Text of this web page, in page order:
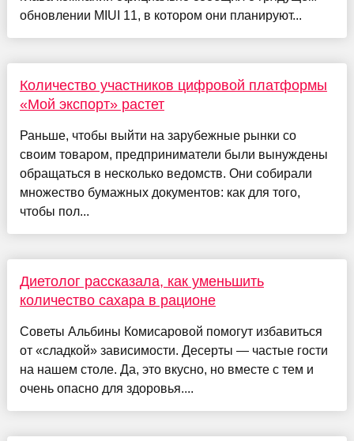
обновлении MIUI 11, в котором они планируют...
Количество участников цифровой платформы
«Мой экспорт» растет
Раньше, чтобы выйти на зарубежные рынки со
своим товаром, предприниматели были вынуждены
обращаться в несколько ведомств. Они собирали
множество бумажных документов: как для того,
чтобы пол...
Диетолог рассказала, как уменьшить
количество сахара в рационе
Советы Альбины Комисаровой помогут избавиться
от «сладкой» зависимости. Десерты — частые гости
на нашем столе. Да, это вкусно, но вместе с тем и
очень опасно для здоровья....